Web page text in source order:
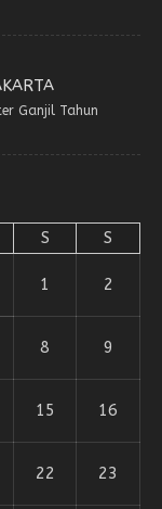
Ganjil Tahun
S S
1 2
8 9
15 16
22 23